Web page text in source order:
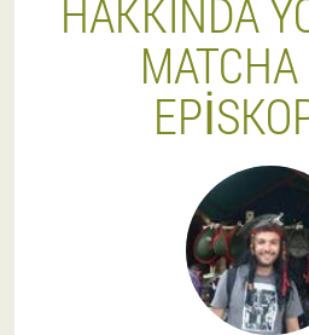
HAKKINDA